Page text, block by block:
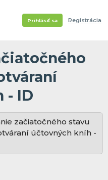
Prihlásiť sa Registrácia
- ID
začiatočného stavu
účtovných kníh -